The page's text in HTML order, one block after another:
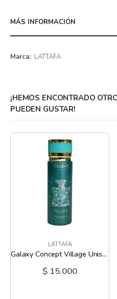
MÁS INFORMACIÓN
Más
LATTAFA
¡HEMOS ENCONTRADO
PUEDEN GUSTAR!
LATTAFA
Galaxy Concept Village Unisex - 200 Ml
$ 15.000